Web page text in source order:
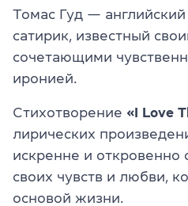
Томас Гуд —
сатирик, известный
сочетающими
иронией.
Стихотворение «I Love
лирических
искренне и откровенно
своих чувств и любви,
основой жизни.